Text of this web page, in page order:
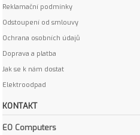
Reklamační podmínky
Odstoupení od smlouvy
Ochrana osobních údajů
Doprava a platba
Jak se k nám dostat
Elektroodpad
KONTAKT
EO Computers